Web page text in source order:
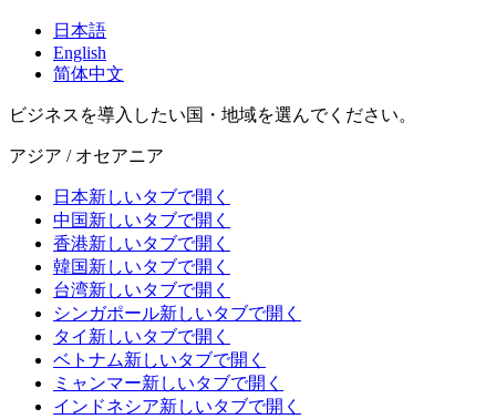
日本語
English
简体中文
ビジネスを導入したい国・地域を選んでください。
アジア / オセアニア
日本新しいタブで開く
中国新しいタブで開く
香港新しいタブで開く
韓国新しいタブで開く
台湾新しいタブで開く
シンガポール新しいタブで開く
タイ 新しいタブで開く
ベトナム新しいタブで開く
ミャンマー新しいタブで開く
インドネシア新しいタブで開く